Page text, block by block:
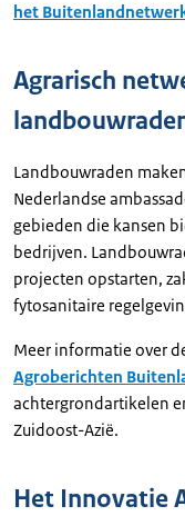
het
Agrarisch
Landbouwraden
Nederlandse
gebieden die kansen
bedrijven.
projecten opstarten,
fytosanitaire
Meer informatie over
Agroberichten
achtergrondartikelen
Zuidoost-Azië.
Het Innovatie